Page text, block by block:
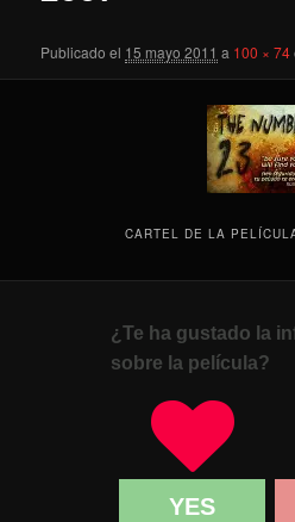
Publicado el 15 mayo 2011 a 100 × 74
CARTEL DE LA
¿Te ha gustado la
sobre la película?
YES